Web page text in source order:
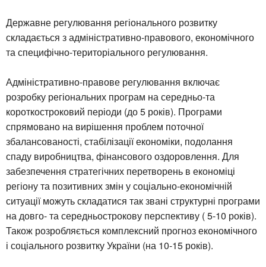
Державне регулювання регіонального розвитку
складається з адміністративно-правового, економічного
та специфічно-територіального регулювання.
Адміністративно-правове регулювання включає
розробку регіональних програм на середньо-та
короткостроковий періоди (до 5 років). Програми
спрямовано на вирішення проблем поточної
збалансованості, стабілізації економіки, подолання
спаду виробництва, фінансового оздоровлення. Для
забезпечення стратегічних перетворень в економіці
регіону та позитивних змін у соціально-економічній
ситуації можуть складатися так звані структурні програми
на довго- та середньострокову перспективу ( 5-10 років).
Також розробляється комплексний прогноз економічного
і соціального розвитку України (на 10-15 років).